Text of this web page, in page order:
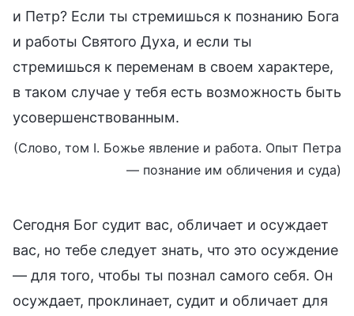
и Петр? Если ты стремишься к познанию Бога
и работы Святого Духа, и если ты
стремишься к переменам в своем характере,
в таком случае у тебя есть возможность быть
усовершенствованным.
(Слово, том I. Божье явление и работа. Опыт Петра
— познание им обличения и суда)
Сегодня Бог судит вас, обличает и осуждает
вас, но тебе следует знать, что это осуждение
— для того, чтобы ты познал самого себя. Он
осуждает, проклинает, судит и обличает для